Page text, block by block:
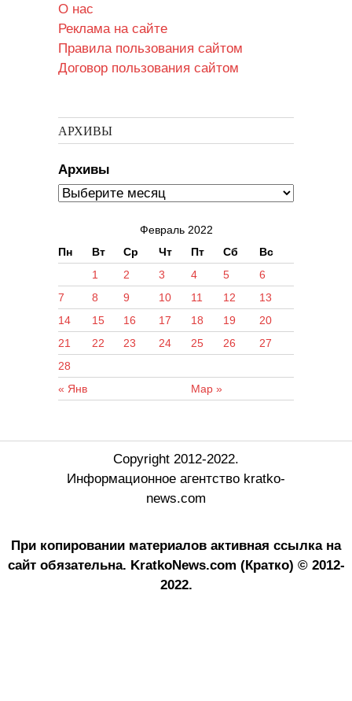
О нас
Реклама на сайте
Правила пользования сайтом
Договор пользования сайтом
АРХИВЫ
Архивы
Февраль 2022
Пн
Вт Ср Чт Пт Сб Вс
« Янв Мар »
1 2 3 4 5
6
7
8 9 10 11 12
13
14
15 16 17 18 19
20
21
22 23 24 25 26
27
28
Copyright 2012-2022.
Информационное агентство kratko-
news.com
При копировании материалов активная ссылка на
сайт обязательна. KratkoNews.com (Кратко) © 2012-
2022.